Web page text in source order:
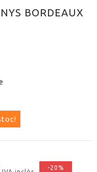
BORDEAUX
-20%